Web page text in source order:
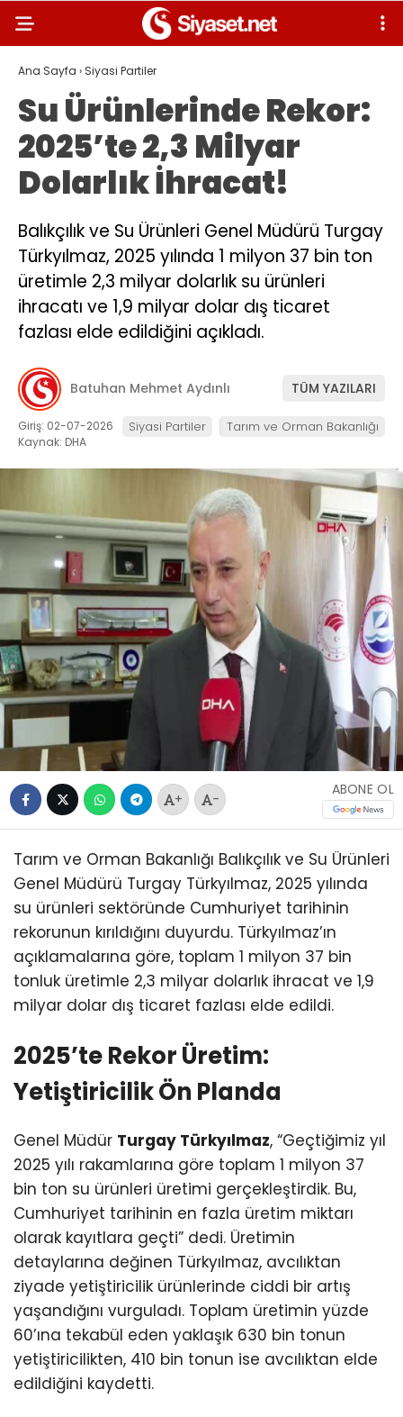
Ana Sayfa › Siyasi Partiler
Su Ürünlerinde Rekor:
2025’te 2,3 Milyar
Dolarlık İhracat!
Balıkçılık ve Su Ürünleri Genel Müdürü Turgay
Türkyılmaz, 2025 yılında 1 milyon 37 bin ton
üretimle 2,3 milyar dolarlık su ürünleri
ihracatı ve 1,9 milyar dolar dış ticaret
fazlası elde edildiğini açıkladı.
Batuhan Mehmet Aydınlı TÜM YAZILARI
Giriş: 02-07-2026
Kaynak: DHA
Siyasi Partiler Tarım ve Orman Bakanlığı
+ -
ABONE OL
Tarım ve Orman Bakanlığı Balıkçılık ve Su Ürünleri
Genel Müdürü Turgay Türkyılmaz, 2025 yılında
su ürünleri sektöründe Cumhuriyet tarihinin
rekorunun kırıldığını duyurdu. Türkyılmaz’ın
açıklamalarına göre, toplam 1 milyon 37 bin
tonluk üretimle 2,3 milyar dolarlık ihracat ve 1,9
milyar dolar dış ticaret fazlası elde edildi.
2025’te Rekor Üretim:
Yetiştiricilik Ön Planda
Genel Müdür Turgay Türkyılmaz, “Geçtiğimiz yıl
2025 yılı rakamlarına göre toplam 1 milyon 37
bin ton su ürünleri üretimi gerçekleştirdik. Bu,
Cumhuriyet tarihinin en fazla üretim miktarı
olarak kayıtlara geçti” dedi. Üretimin
detaylarına değinen Türkyılmaz, avcılıktan
ziyade yetiştiricilik ürünlerinde ciddi bir artış
yaşandığını vurguladı. Toplam üretimin yüzde
60’ına tekabül eden yaklaşık 630 bin tonun
yetiştiricilikten, 410 bin tonun ise avcılıktan elde
edildiğini kaydetti.